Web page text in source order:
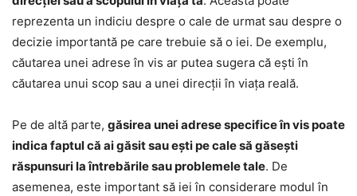
reprezenta un indiciu despre o cale de urmat sau despre o
decizie importantă pe care trebuie să o iei. De exemplu,
căutarea unei adrese în vis ar putea sugera că ești în
căutarea unui scop sau a unei direcții în viața reală.
Pe de altă parte, găsirea unei adrese specifice în vis poate
indica faptul că ai găsit sau ești pe cale să găsești
răspunsuri la întrebările sau problemele tale. De
asemenea, este important să iei în considerare modul în